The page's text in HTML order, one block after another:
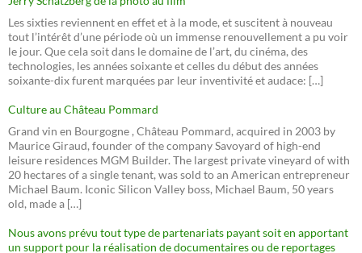
Les sixties reviennent en effet et à la mode, et suscitent à nouveau
tout l’intérêt d’une période où un immense renouvellement a pu voir
le jour. Que cela soit dans le domaine de l’art, du cinéma, des
technologies, les années soixante et celles du début des années
soixante-dix furent marquées par leur inventivité et audace: […]
Culture au Château Pommard
Grand vin en Bourgogne , Château Pommard, acquired in 2003 by
Maurice Giraud, founder of the company Savoyard of high-end
leisure residences MGM Builder. The largest private vineyard of with
20 hectares of a single tenant, was sold to an American entrepreneur
Michael Baum. Iconic Silicon Valley boss, Michael Baum, 50 years
old, made a […]
Nous avons prévu tout type de partenariats payant soit en apportant
un support pour la réalisation de documentaires ou de reportages